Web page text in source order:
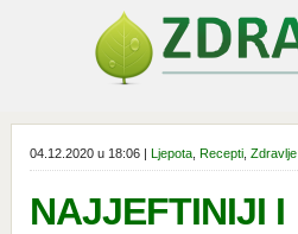
04.12.2020 u 18:06 | Ljepota, Recepti, Zdravlje
NAJJEFTINIJI I